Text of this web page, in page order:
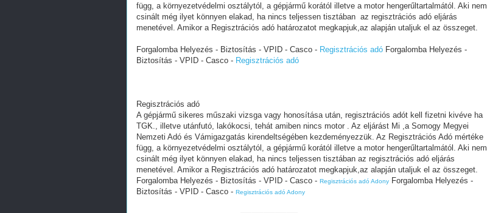
függ, a környezetvédelmi osztálytól, a gépjármű korától illetve a motor hengerűltartalmától. Aki nem
csinált még ilyet könnyen elakad, ha nincs teljessen tisztában az regisztrációs adó eljárás
menetével. Amikor a Regisztrációs adó határozatot megkapjuk,az alapján utaljuk el az összeget.
Forgalomba Helyezés - Biztosítás - VPID - Casco - Regisztrációs adó Forgalomba Helyezés -
Biztosítás - VPID - Casco - Regisztrációs adó
Regisztrációs adó
A gépjármű sikeres műszaki vizsga vagy honosítása után, regisztrációs adót kell fizetni kivéve ha
TGK., illetve utánfutó, lakókocsi, tehát amiben nincs motor . Az eljárást Mi ,a Somogy Megyei
Nemzeti Adó és Vámigazgatás kirendeltségében kezdeményezzük. Az Regisztrációs Adó mértéke
függ, a környezetvédelmi osztálytól, a gépjármű korától illetve a motor hengerűltartalmától. Aki nem
csinált még ilyet könnyen elakad, ha nincs teljessen tisztában az regisztrációs adó eljárás
menetével. Amikor a Regisztrációs adó határozatot megkapjuk,az alapján utaljuk el az összeget.
Forgalomba Helyezés - Biztosítás - VPID - Casco - Regisztrációs adó Adony Forgalomba Helyezés -
Biztosítás - VPID - Casco - Regisztrációs adó Adony